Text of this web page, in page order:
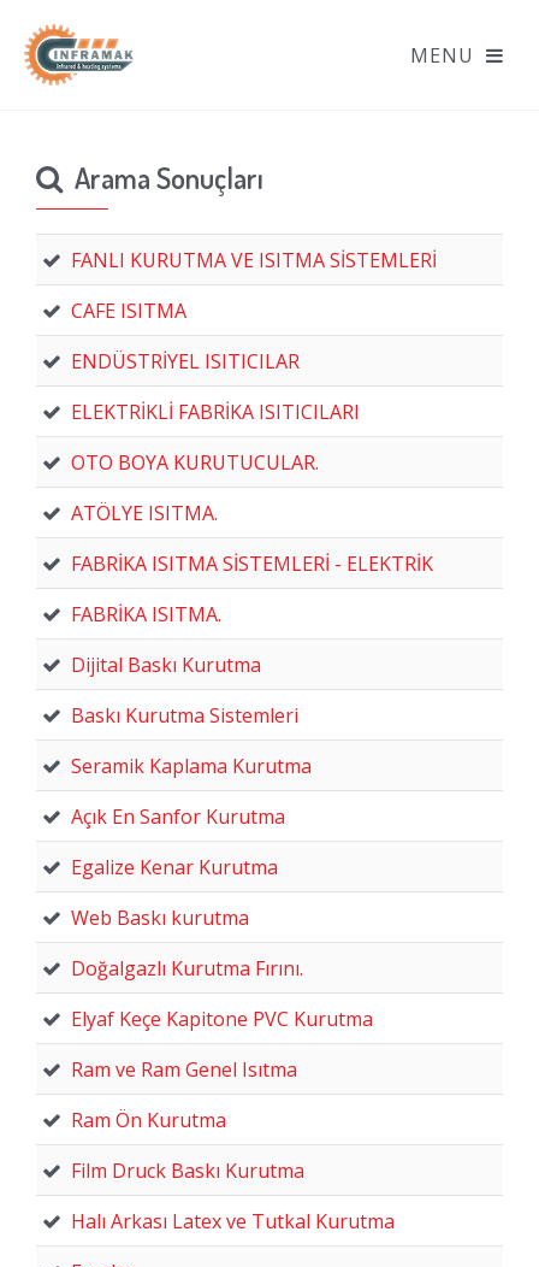
Arama Sonuçları
FANLI KURUTMA VE ISITMA SİSTEMLERİ
CAFE ISITMA
ENDÜSTRİYEL ISITICILAR
ELEKTRİKLİ FABRİKA ISITICILARI
OTO BOYA KURUTUCULAR.
ATÖLYE ISITMA.
FABRİKA ISITMA SİSTEMLERİ - ELEKTRİK
FABRİKA ISITMA.
Dijital Baskı Kurutma
Baskı Kurutma Sistemleri
Seramik Kaplama Kurutma
Açık En Sanfor Kurutma
Egalize Kenar Kurutma
Web Baskı kurutma
Doğalgazlı Kurutma Fırını.
Elyaf Keçe Kapitone PVC Kurutma
Ram ve Ram Genel Isıtma
Ram Ön Kurutma
Film Druck Baskı Kurutma
Halı Arkası Latex ve Tutkal Kurutma